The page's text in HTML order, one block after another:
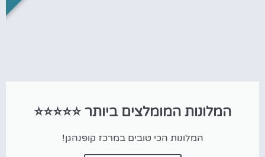
המלונות המומלצים ביותר ⭐⭐⭐⭐⭐
המלונות הכי טובים במרכז קופנהגן!